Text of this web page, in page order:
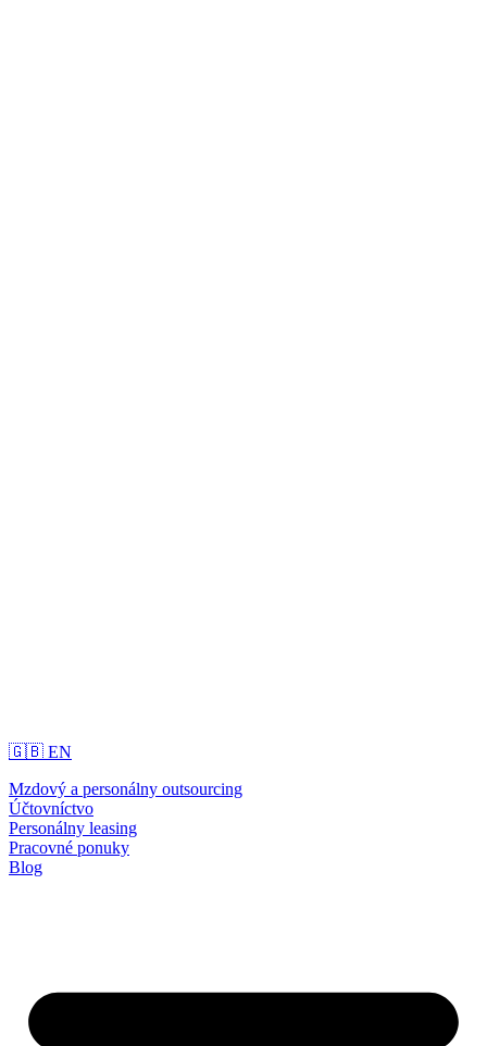
🇬🇧 EN
Mzdový a personálny outsourcing
Účtovníctvo
Personálny leasing
Pracovné ponuky
Blog